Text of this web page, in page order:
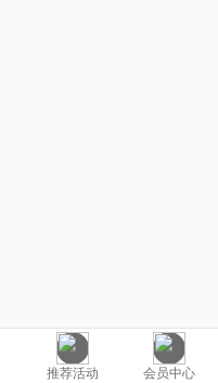
推荐活动 会员中心